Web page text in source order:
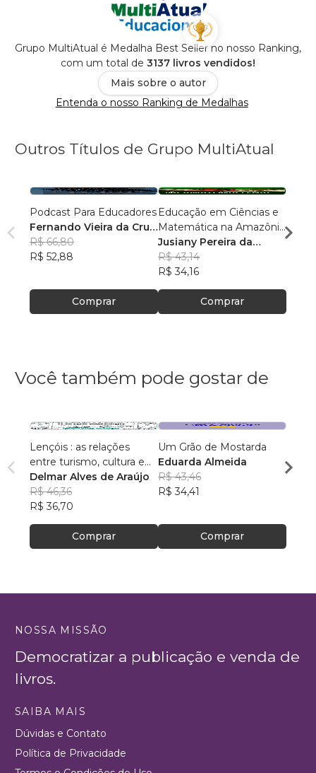
Grupo MultiAtual é Medalha Best Seller no nosso Ranking,
com um total de 3137 livros vendidos!
Mais sobre o autor
Entenda o nosso Ranking de Medalhas
Outros Títulos de Grupo MultiAtual
Podcast Para Educadores
Fernando Vieira da Cruz
(Fernandinho Cruz)
R$ 66,80
R$ 52,88
Comprar
Educação em Ciências e
Matemática na Amazônia
Legal: Pesquisas e
Práticas Pedagógicas
Jusiany Pereira da
Cunha dos Santos
R$ 43,14
R$ 34,16
Comprar
Érica
Você também pode gostar de
Lençóis : as relações
entre turismo, cultura e
ambiente
Delmar Alves de Araújo
R$ 46,36
R$ 36,70
Comprar
Um Grão de Mostarda
Eduarda Almeida
R$ 43,46
R$ 34,41
Comprar
Aulas
NOSSA MISSÃO
Democratizar a publicação e venda de
livros.
SAIBA MAIS
Dúvidas e Contato
Política de Privacidade